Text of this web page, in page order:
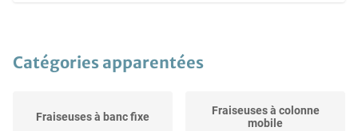
Catégories apparentées
Fraiseuses à banc fixe
Fraiseuses à colonne
mobile